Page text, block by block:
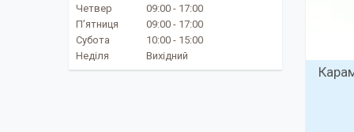
Четвер
09:00
17:00
Пʼятниця
09:00
17:00
Субота
10:00
15:00
Неділя
Вихідний